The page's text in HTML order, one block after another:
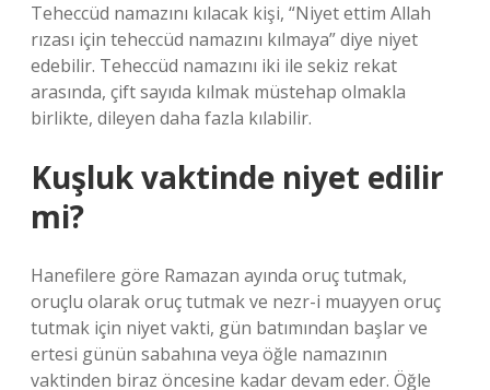
Teheccüd namazını kılacak kişi, “Niyet ettim Allah
rızası için teheccüd namazını kılmaya” diye niyet
edebilir. Teheccüd namazını iki ile sekiz rekat
arasında, çift sayıda kılmak müstehap olmakla
birlikte, dileyen daha fazla kılabilir.
Kuşluk vaktinde niyet edilir
mi?
Hanefilere göre Ramazan ayında oruç tutmak,
oruçlu olarak oruç tutmak ve nezr-i muayyen oruç
tutmak için niyet vakti, gün batımından başlar ve
ertesi günün sabahına veya öğle namazının
vaktinden biraz öncesine kadar devam eder. Öğle